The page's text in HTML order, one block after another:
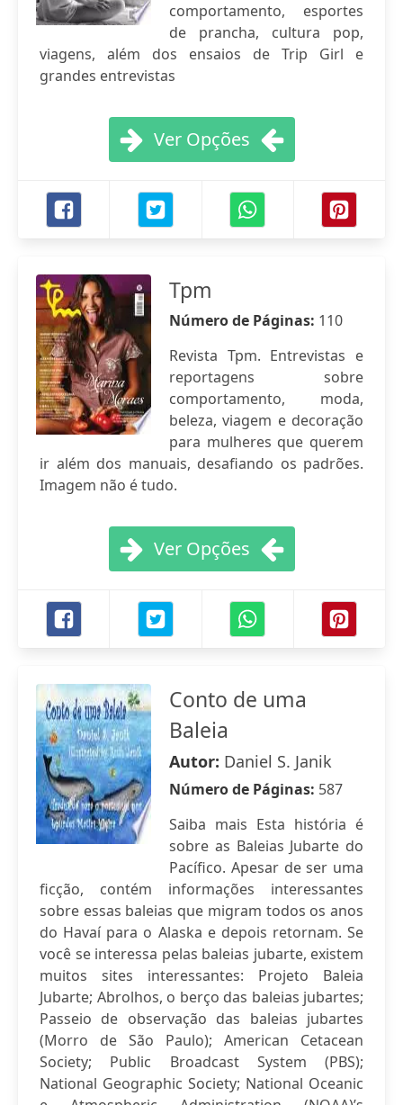
comportamento, esportes
de prancha, cultura pop,
viagens, além dos ensaios de Trip Girl e
grandes entrevistas
Ver Opções
Tpm
Número de Páginas: 110
Revista Tpm. Entrevistas e
reportagens sobre
comportamento, moda,
beleza, viagem e decoração
para mulheres que querem
ir além dos manuais, desafiando os padrões.
Imagem não é tudo.
Ver Opções
Conto de uma
Baleia
Autor: Daniel S. Janik
Número de Páginas: 587
Saiba mais Esta história é
sobre as Baleias Jubarte do
Pacífico. Apesar de ser uma
ficção, contém informações interessantes
sobre essas baleias que migram todos os anos
do Havaí para o Alaska e depois retornam. Se
você se interessa pelas baleias jubarte, existem
muitos sites interessantes: Projeto Baleia
Jubarte; Abrolhos, o berço das baleias jubartes;
Passeio de observação das baleias jubartes
(Morro de São Paulo); American Cetacean
Society; Public Broadcast System (PBS);
National Geographic Society; National Oceanic